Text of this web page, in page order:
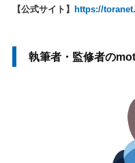
【公式サイト】 https://
執筆者・監修者の